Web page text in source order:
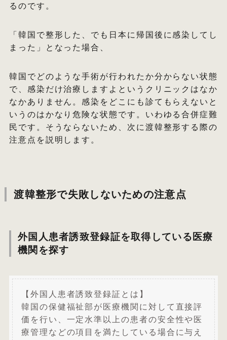
るのです。
「韓国で整形した、でも日本に帰国後に感染してし
まった」となった場合、
韓国でどのような手術が行われたか分からない状態
で、感染だけ治療しますよというクリニックはなか
なかありません。感染をどこにも診てもらえないと
いうのはかなり危険な状態です。いわゆる合併症難
民です。そうならないため、次に渡韓整形する際の
注意点を説明します。
渡韓整形で失敗しないための注意点
外国人患者誘致登録証を取得している医療
機関を探す
【外国人患者誘致登録証とは】
韓国の保健福祉部が医療機関に対して直接評
価を行い、一定水準以上の患者の安全性や医
療管理などの項目を満たしている場合に与え